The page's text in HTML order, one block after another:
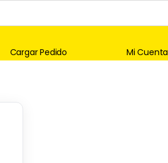
Cargar Pedido Mi Cuenta